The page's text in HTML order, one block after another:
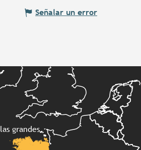
Señalar un error
grandes